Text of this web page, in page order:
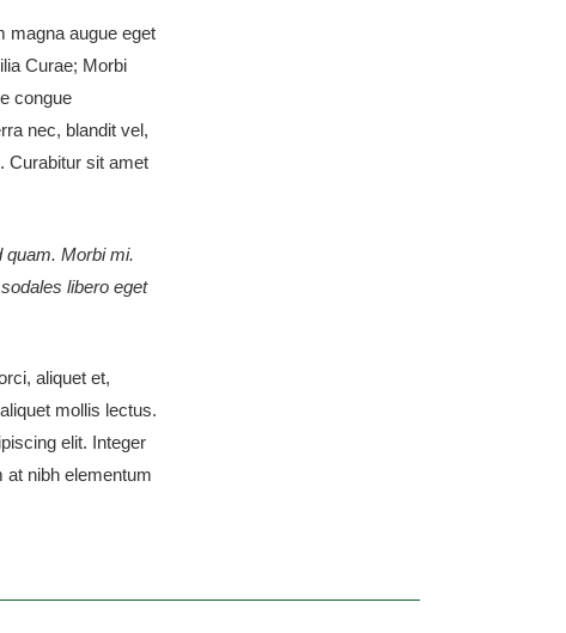
magna augue eget
Curae; Morbi
congue
nec, blandit vel,
Curabitur sit amet
quam. Morbi mi.
libero eget
aliquet et,
mollis lectus.
elit. Integer
at nibh elementum